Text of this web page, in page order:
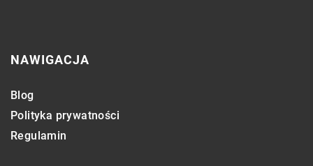
NAWIGACJA
Blog
Polityka prywatności
Regulamin